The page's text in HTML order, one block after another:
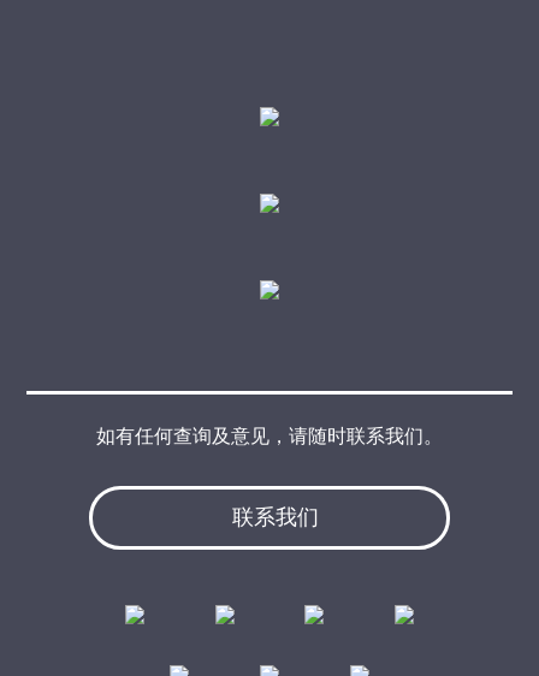
联系我们
如有任何查询及意见，请随时联系我们。